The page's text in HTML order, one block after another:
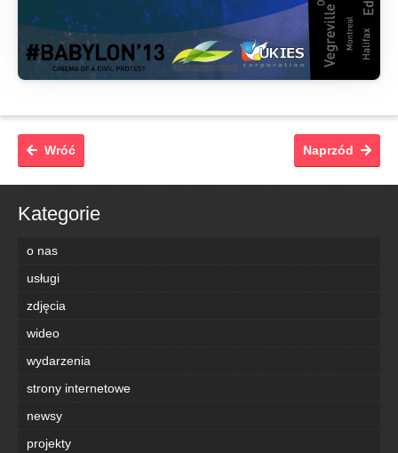
Naprzód
Wróć
Kategorie
o nas
usługi
zdjęcia
wideo
wydarzenia
strony internetowe
newsy
projekty